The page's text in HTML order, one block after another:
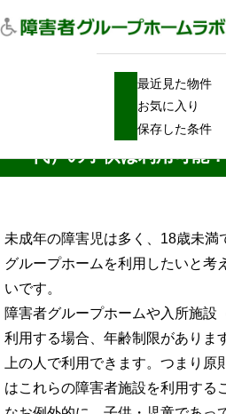
最近見た物件
お気に入り
保存した条件
障害者グループホームを18歳未満（10代）
障害者グループホーム
代）の子供は利用可能？
未成年の障害児は多く、18歳未満
グループホームを利用したいと考
いです。
障害者グループホームや入所施設
利用する場合、年齢制限がありま
上の人で利用できます。つまり原
はこれらの障害者施設を利用する